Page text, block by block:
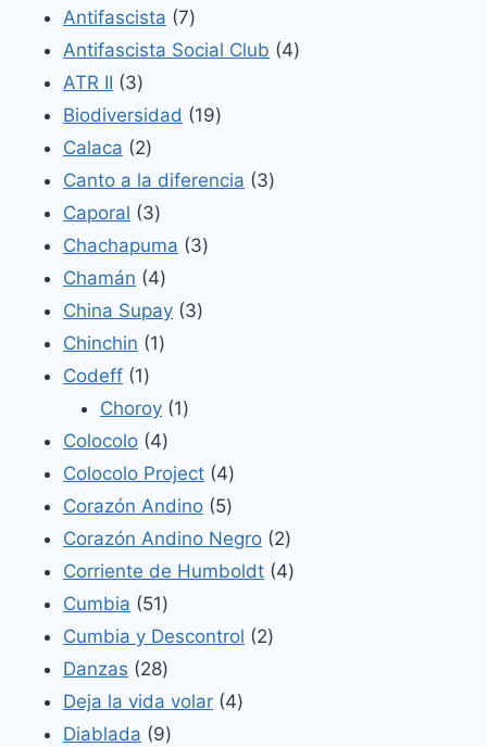
Antifascista 77
productos
Antifascista Social Club 44
ATR II 33
productos
Biodiversidad 1919
Calaca 22
productos
Canto a la diferencia 33
Caporal 33
productos
Chachapuma 33
Chamán 44
productos
China Supay 33
Chinchin 11
Codeff 11
producto
Choroy 11
Colocolo 44
productos
Colocolo Project 44
productos
Corazón Andino 55
productos
Corazón Andino Negro 22
productos
Corriente de Humboldt 44
Cumbia 5151
productos
Cumbia y Descontrol 22
Danzas 2828
productos
Deja la vida volar 44
Diablada 99